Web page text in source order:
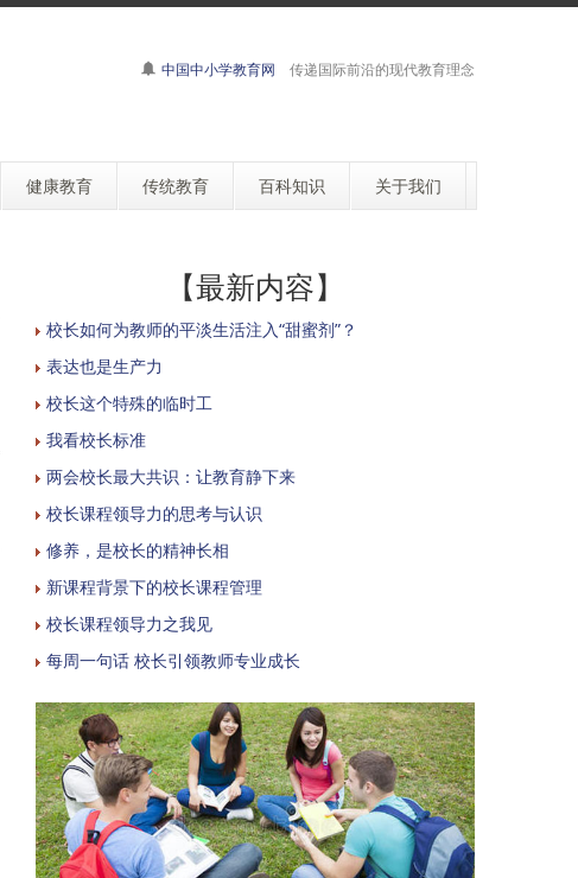
中国中小学教育网 传递国际前沿的现代教育理念
健康教育 传统教育 百科知识 关于我们
【最新内容】
校长如何为教师的平淡生活注入“甜蜜剂”？
表达也是生产力
校长这个特殊的临时工
我看校长标准
两会校长最大共识：让教育静下来
校长课程领导力的思考与认识
修养，是校长的精神长相
新课程背景下的校长课程管理
校长课程领导力之我见
每周一句话 校长引领教师专业成长